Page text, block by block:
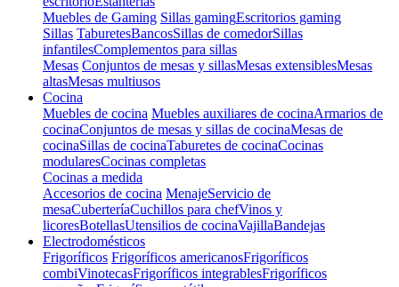
Muebles de Gaming Sillas gamingEscritorios gaming
Sillas TaburetesBancosSillas de comedorSillas
infantilesComplementos para sillas
Mesas Conjuntos de mesas y sillasMesas extensiblesMesas
altasMesas multiusos
Cocina
Muebles de cocina Muebles auxiliares de cocinaArmarios de
cocinaConjuntos de mesas y sillas de cocinaMesas de
cocinaSillas de cocinaTaburetes de cocinaCocinas
modularesCocinas completas
Cocinas a medida
Accesorios de cocina MenajeServicio de
mesaCuberteríaCuchillos para chefVinos y
licoresBotellasUtensilios de cocinaVajillaBandejas
Electrodomésticos
Frigoríficos Frigoríficos americanosFrigoríficos
combiVinotecasFrigoríficos integrablesFrigoríficos